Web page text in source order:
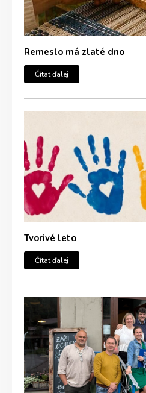
Remeslo má zlaté dno
Čítať ďalej
Tvorivé leto
Čítať ďalej